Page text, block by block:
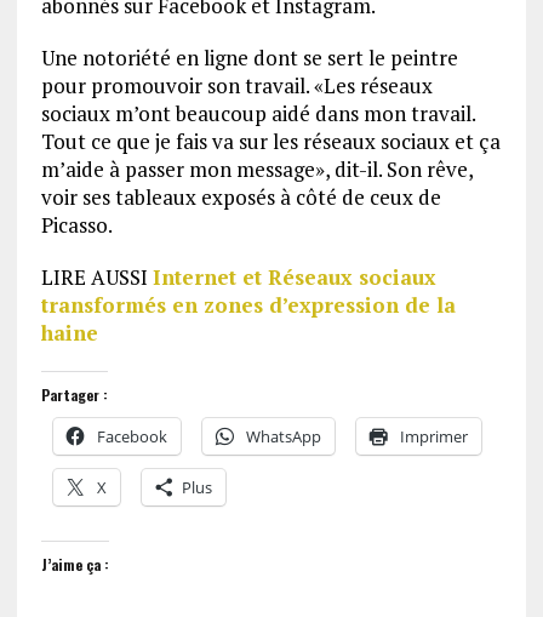
Une notoriété en ligne dont se sert le peintre
pour promouvoir son travail. «Les réseaux
sociaux m’ont beaucoup aidé dans mon travail.
Tout ce que je fais va sur les réseaux sociaux et ça
m’aide à passer mon message», dit-il. Son rêve,
voir ses tableaux exposés à côté de ceux de
Picasso.
LIRE AUSSI Internet et Réseaux sociaux
transformés en zones d’expression de la
haine
Partager :
Facebook WhatsApp Imprimer
X Plus
J’aime ça :